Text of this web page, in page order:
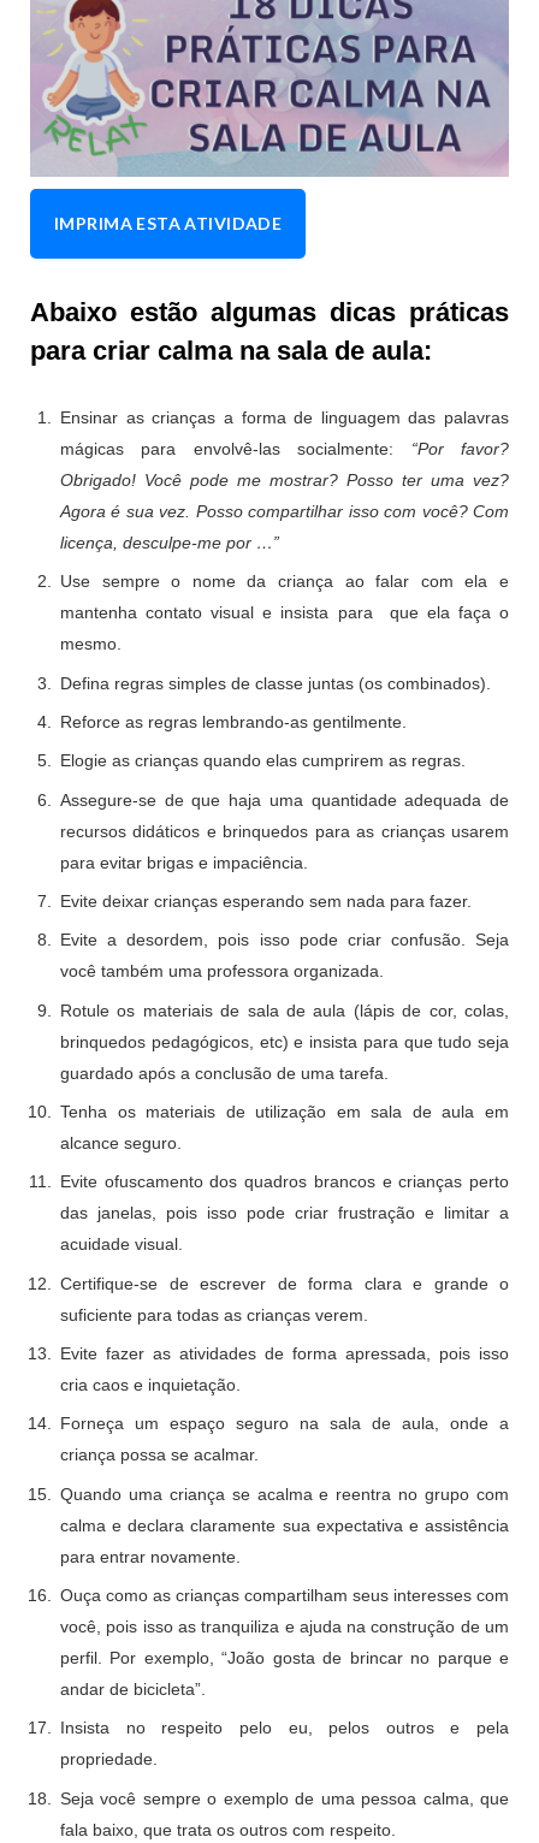
IMPRIMA ESTA ATIVIDADE
Abaixo estão algumas dicas práticas
para criar calma na sala de aula:
Ensinar as crianças a forma de linguagem das palavras
mágicas para envolvê-las socialmente: “Por favor?
Obrigado! Você pode me mostrar? Posso ter uma vez?
Agora é sua vez. Posso compartilhar isso com você? Com
licença, desculpe-me por …”
Use sempre o nome da criança ao falar com ela e
mantenha contato visual e insista para que ela faça o
mesmo.
Defina regras simples de classe juntas (os combinados).
Reforce as regras lembrando-as gentilmente.
Elogie as crianças quando elas cumprirem as regras.
Assegure-se de que haja uma quantidade adequada de
recursos didáticos e brinquedos para as crianças usarem
para evitar brigas e impaciência.
Evite deixar crianças esperando sem nada para fazer.
Evite a desordem, pois isso pode criar confusão. Seja
você também uma professora organizada.
Rotule os materiais de sala de aula (lápis de cor, colas,
brinquedos pedagógicos, etc) e insista para que tudo seja
guardado após a conclusão de uma tarefa.
Tenha os materiais de utilização em sala de aula em
alcance seguro.
Evite ofuscamento dos quadros brancos e crianças perto
das janelas, pois isso pode criar frustração e limitar a
acuidade visual.
Certifique-se de escrever de forma clara e grande o
suficiente para todas as crianças verem.
Evite fazer as atividades de forma apressada, pois isso
cria caos e inquietação.
Forneça um espaço seguro na sala de aula, onde a
criança possa se acalmar.
Quando uma criança se acalma e reentra no grupo com
calma e declara claramente sua expectativa e assistência
para entrar novamente.
Ouça como as crianças compartilham seus interesses com
você, pois isso as tranquiliza e ajuda na construção de um
perfil. Por exemplo, “João gosta de brincar no parque e
andar de bicicleta”.
Insista no respeito pelo eu, pelos outros e pela
propriedade.
Seja você sempre o exemplo de uma pessoa calma, que
fala baixo, que trata os outros com respeito.